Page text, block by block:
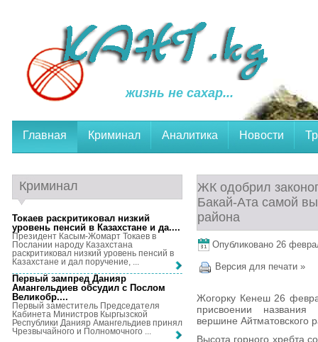
жизнь не сахар...
Главная Криминал Аналитика Новости
ЖК одобрил
Бакай-Ата самой
района
Опубликовано 26
Версия для печати »
Жогорку Кенеш 26
присвоении
вершине Айтматовского
Высота горного хребта
Криминал
Токаев раскритиковал низкий
уровень пенсий в Казахстане и да....
Президент Касым-Жомарт Токаев в
Послании народу Казахстана
раскритиковал низкий уровень пенсий в
Казахстане и дал поручение, ...
Первый зампред Данияр
Амангельдиев обсудил с Послом
Великобр....
Первый заместитель Председателя
Кабинета Министров Кыргызской
Республики Данияр Амангельдиев принял
Чрезвычайного и Полномочного ...